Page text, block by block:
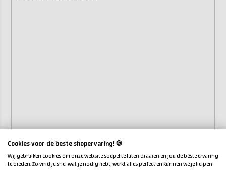
Cookies voor de beste shopervaring! 🍪
Wij gebruiken cookies om onze website soepel te laten draaien en jou de beste ervaring
te bieden. Zo vind je snel wat je nodig hebt, werkt alles perfect en kunnen we je helpen